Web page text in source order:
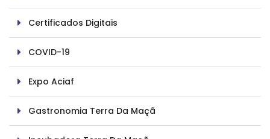
Certificados Digitais
COVID-19
Expo Aciaf
Gastronomia Terra Da Maçã